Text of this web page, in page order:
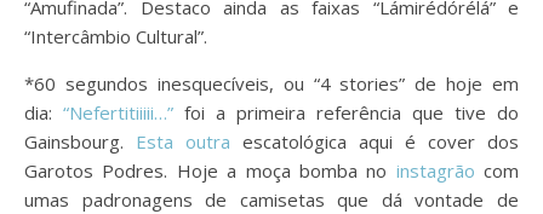
“Amufinada”. Destaco ainda as faixas “Lámirédórélá” e
“Intercâmbio Cultural”.
*60 segundos inesquecíveis, ou “4 stories” de hoje em
dia: “Nefertitiiiii…” foi a primeira referência que tive do
Gainsbourg. Esta outra escatológica aqui é cover dos
Garotos Podres. Hoje a moça bomba no instagrão com
umas padronagens de camisetas que dá vontade de